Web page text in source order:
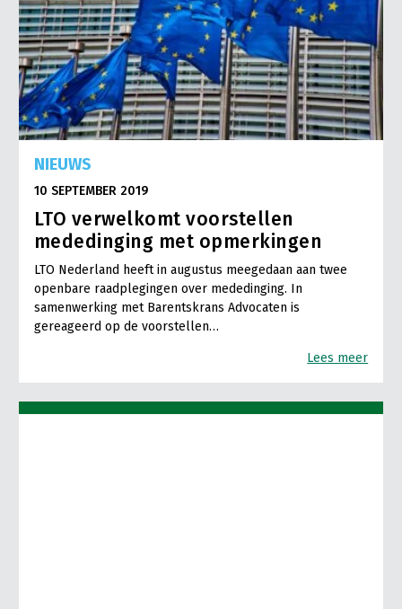
NIEUWS
10 SEPTEMBER 2019
LTO verwelkomt voorstellen
mededinging met opmerkingen
LTO Nederland heeft in augustus meegedaan aan twee
openbare raadplegingen over mededinging. In
samenwerking met Barentskrans Advocaten is
gereageerd op de voorstellen…
Lees meer